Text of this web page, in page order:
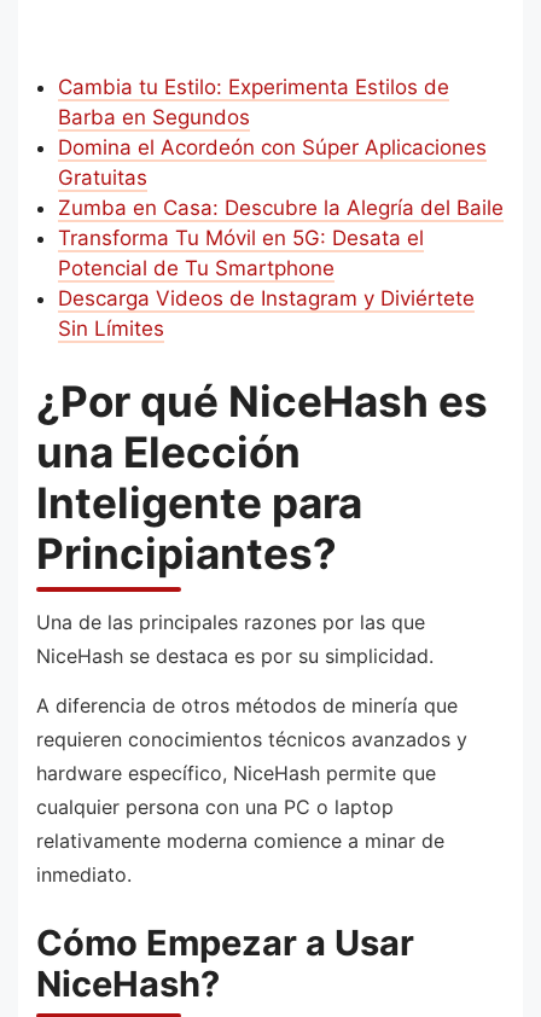
Cambia tu Estilo: Experimenta Estilos de
Barba en Segundos
Domina el Acordeón con Súper Aplicaciones
Gratuitas
Zumba en Casa: Descubre la Alegría del Baile
Transforma Tu Móvil en 5G: Desata el
Potencial de Tu Smartphone
Descarga Videos de Instagram y Diviértete
Sin Límites
¿Por qué NiceHash es
una Elección
Inteligente para
Principiantes?
Una de las principales razones por las que
NiceHash se destaca es por su simplicidad.
A diferencia de otros métodos de minería que
requieren conocimientos técnicos avanzados y
hardware específico, NiceHash permite que
cualquier persona con una PC o laptop
relativamente moderna comience a minar de
inmediato.
Cómo Empezar a Usar
NiceHash?